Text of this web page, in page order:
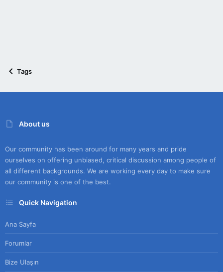
Tags
About us
Our community has been around for many years and pride
ourselves on offering unbiased, critical discussion among people of
all different backgrounds. We are working every day to make sure
our community is one of the best.
Quick Navigation
Ana Sayfa
Forumlar
Bize Ulaşın